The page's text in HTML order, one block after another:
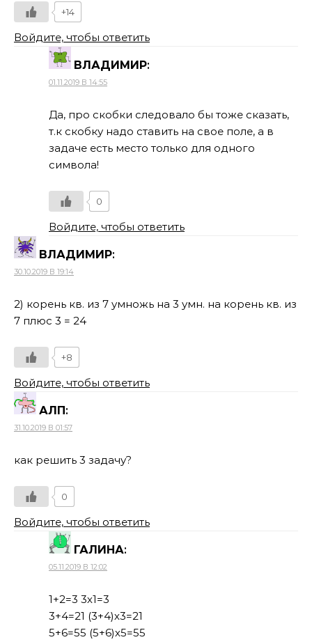
+14
Войдите, чтобы ответить
ВЛАДИМИР:
01.11.2019 В 14:55
Да, про скобки следовало бы тоже сказать,
т.к скобку надо ставить на свое поле, а в
задаче есть место только для одного
символа!
0
Войдите, чтобы ответить
ВЛАДИМИР:
30.10.2019 В 19:14
2) корень кв. из 7 умножь на 3 умн. на корень кв. из
7 плюс 3 = 24
+8
Войдите, чтобы ответить
АЛП:
31.10.2019 В 01:57
как решить 3 задачу?
0
Войдите, чтобы ответить
ГАЛИНА:
05.11.2019 В 12:02
1+2=3 3х1=3
3+4=21 (3+4)х3=21
5+6=55 (5+6)х5=55